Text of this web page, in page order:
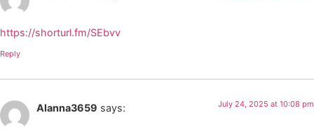
https://shorturl.fm/SEbvv
Reply
Alanna3659 says: July 24, 2025 at 10:08 pm